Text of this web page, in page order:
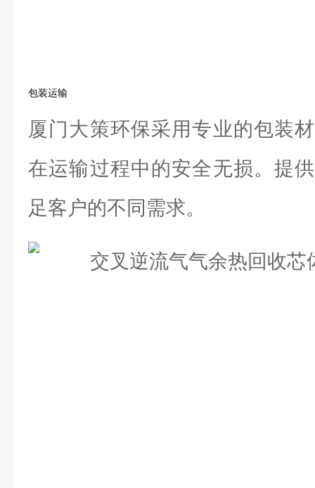
包装运输
厦门大策环保采用专业的包装
在运输过程中的安全无损。提
足客户的不同需求。